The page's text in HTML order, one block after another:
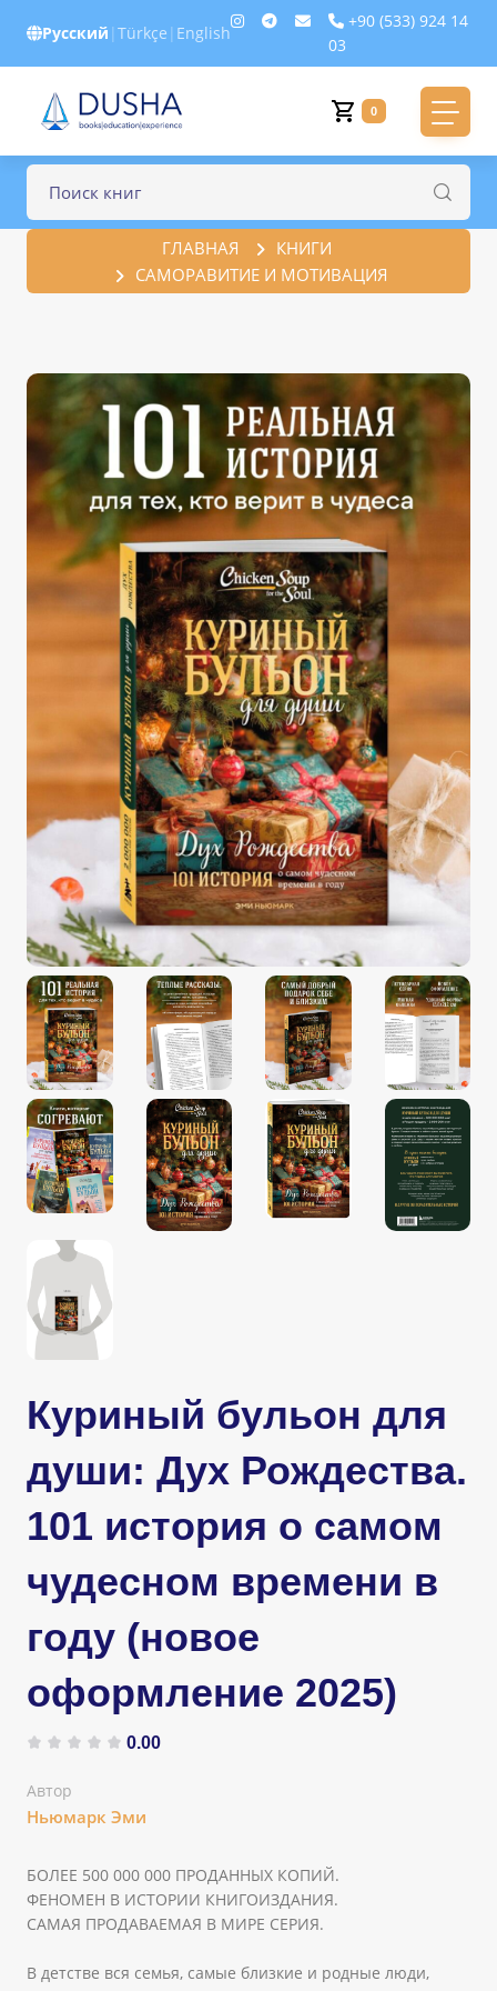
Русский | Türkçe | English
+90 (533) 924 14
03
0
ГЛАВНАЯ
КНИГИ
САМОРАВИТИЕ И МОТИВАЦИЯ
Куриный бульон для
души: Дух Рождества.
101 история о самом
чудесном времени в
году (новое
оформление 2025)
0.00
Автор
Ньюмарк Эми
БОЛЕЕ 500 000 000 ПРОДАННЫХ КОПИЙ.
ФЕНОМЕН В ИСТОРИИ КНИГОИЗДАНИЯ.
САМАЯ ПРОДАВАЕМАЯ В МИРЕ СЕРИЯ.
В детстве вся семья, самые близкие и родные люди,